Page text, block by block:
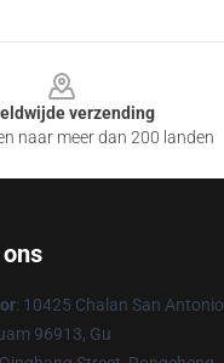
verzending
naar meer dan 200 landen
: 10425 Chalan San Antonio
96913, Gu